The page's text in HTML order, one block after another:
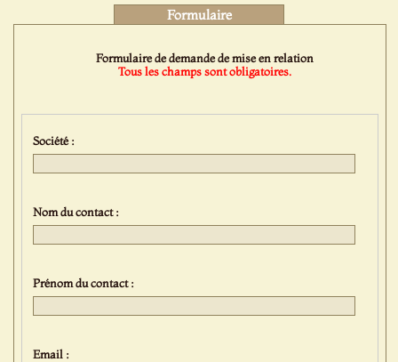
Formulaire
Formulaire de demande de mise en relation
Tous les champs sont obligatoires.
Société :
Nom du contact :
Prénom du contact :
Email :